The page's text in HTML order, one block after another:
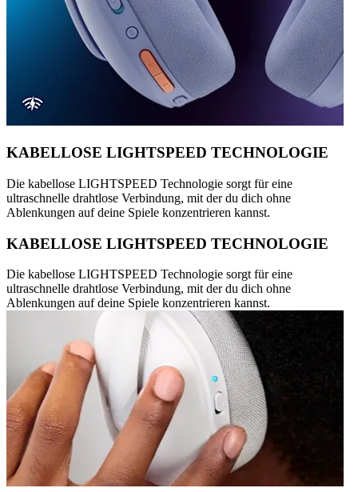
KABELLOSE LIGHTSPEED TECHNOLOGIE
Die kabellose LIGHTSPEED Technologie sorgt für eine
ultraschnelle drahtlose Verbindung, mit der du dich ohne
Ablenkungen auf deine Spiele konzentrieren kannst.
KABELLOSE LIGHTSPEED TECHNOLOGIE
Die kabellose LIGHTSPEED Technologie sorgt für eine
ultraschnelle drahtlose Verbindung, mit der du dich ohne
Ablenkungen auf deine Spiele konzentrieren kannst.